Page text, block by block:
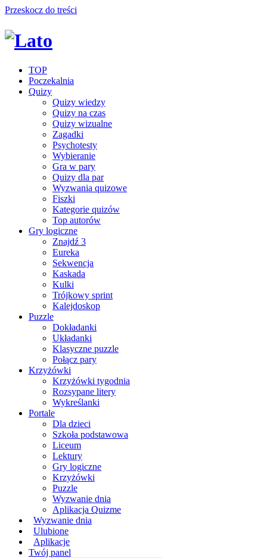
Przeskocz do treści
TOP
Poczekalnia
Quizy
Quizy wiedzy
Quizy na czas
Quizy wizualne
Zagadki
Psychotesty
Wybieranie
Gra w pary
Quizy dla par
Wyzwania quizowe
Fiszki
Kategorie quizów
Top autorów
Gry logiczne
Znajdź 3
Eureka
Sekwencja
Kaskada
Kulki
Trójkowy sprint
Kalejdoskop
Puzzle
Dokładanki
Układanki
Klasyczne puzzle
Połącz pary
Krzyżówki
Krzyżówki tygodnia
Rozsypane litery
Wykreślanki
Portale
Dla dzieci
Szkoła podstawowa
Liceum
Lektury
Gry logiczne
Krzyżówki
Puzzle
Wyzwanie dnia
Aplikacja Quizme
Wyzwanie dnia
Ulubione
Aplikacje
Twój panel